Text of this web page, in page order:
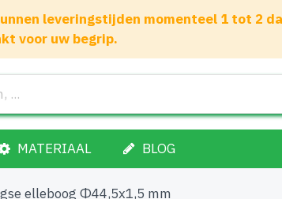
leveringstijden momenteel 1 tot 2
voor uw begrip.
MATERIAAL BLOG
elleboog Φ44,5x1,5 mm